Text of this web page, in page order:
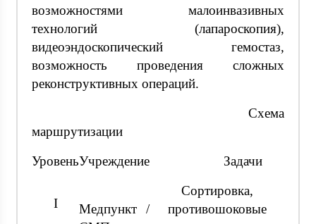
возможностями малоинвазивных
технологий (лапароскопия),
видеоэндоскопический гемостаз,
возможность проведения сложных
реконструктивных операций.
Схема
маршрутизации
УровеньУчреждение Задачи
I
Медпункт /
Сортировка,
противошоковые